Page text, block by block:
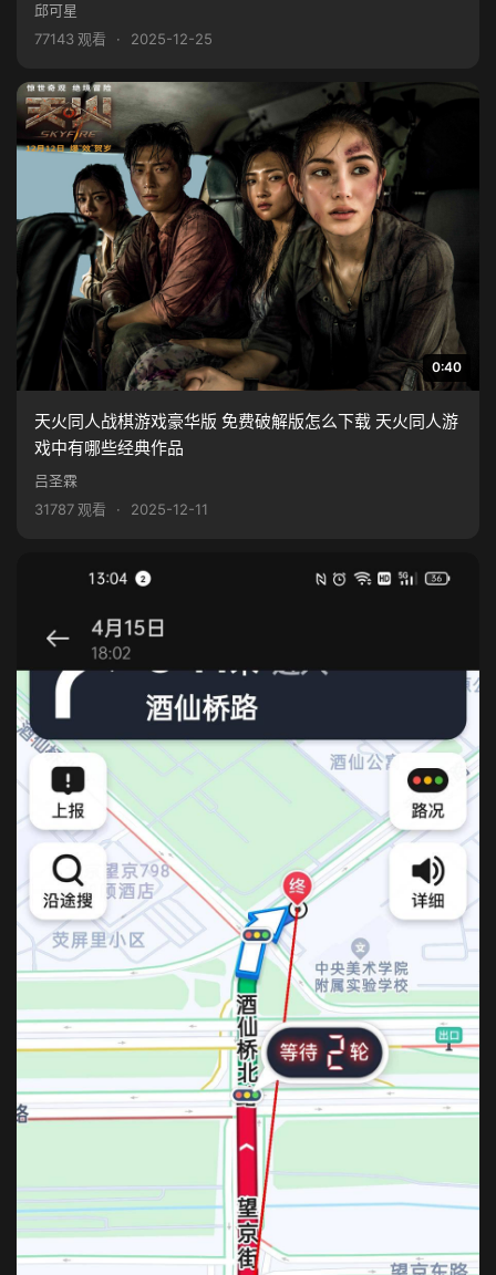
邱可星
77143 观看
· 2025-12-25
0:40
天火同人战棋游戏豪华版 免费破解版怎么下载 天火同人游
戏中有哪些经典作品
吕圣霖
31787 观看
· 2025-12-11